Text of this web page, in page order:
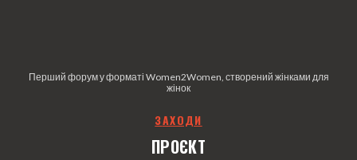
Перший форум у форматі Women2Women, створений жінками для
жінок
ЗАХОДИ
ПРОЄКТ